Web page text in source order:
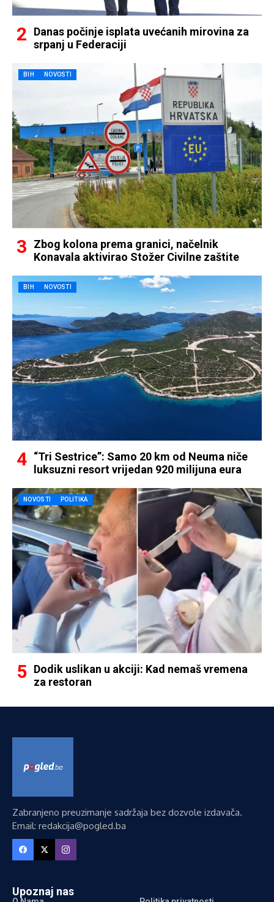
Danas počinje isplata uvećanih mirovina za
srpanj u Federaciji
BIH NOVOSTI
Zbog kolona prema granici, načelnik
Konavala aktivirao Stožer Civilne zaštite
BIH NOVOSTI
“Tri Sestrice”: Samo 20 km od Neuma niče
luksuzni resort vrijedan 920 milijuna eura
NOVOSTI POLITIKA
Dodik uslikan u akciji: Kad nemaš vremena
za restoran
Zabranjeno preuzimanje sadržaja bez dozvole izdavača.
Email: redakcija@pogled.ba
Upoznaj nas